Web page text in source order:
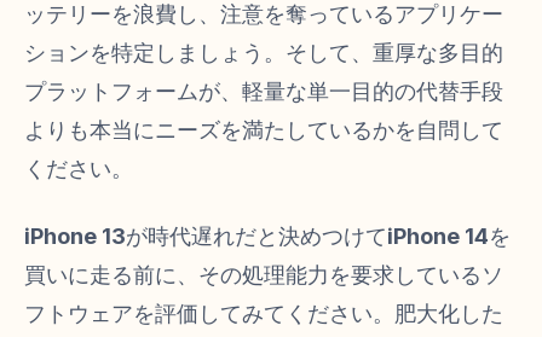
ッテリーを浪費し、注意を奪っているアプリケー
ションを特定しましょう。そして、重厚な多目的
プラットフォームが、軽量な単一目的の代替手段
よりも本当にニーズを満たしているかを自問して
ください。
iPhone 13が時代遅れだと決めつけてiPhone 14を
買いに走る前に、その処理能力を要求しているソ
フトウェアを評価してみてください。肥大化した